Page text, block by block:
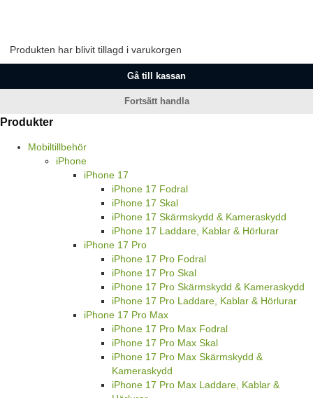
Produkten har blivit tillagd i varukorgen
Gå till kassan
Fortsätt handla
Produkter
Mobiltillbehör
iPhone
iPhone 17
iPhone 17 Fodral
iPhone 17 Skal
iPhone 17 Skärmskydd & Kameraskydd
iPhone 17 Laddare, Kablar & Hörlurar
iPhone 17 Pro
iPhone 17 Pro Fodral
iPhone 17 Pro Skal
iPhone 17 Pro Skärmskydd & Kameraskydd
iPhone 17 Pro Laddare, Kablar & Hörlurar
iPhone 17 Pro Max
iPhone 17 Pro Max Fodral
iPhone 17 Pro Max Skal
iPhone 17 Pro Max Skärmskydd &
Kameraskydd
iPhone 17 Pro Max Laddare, Kablar &